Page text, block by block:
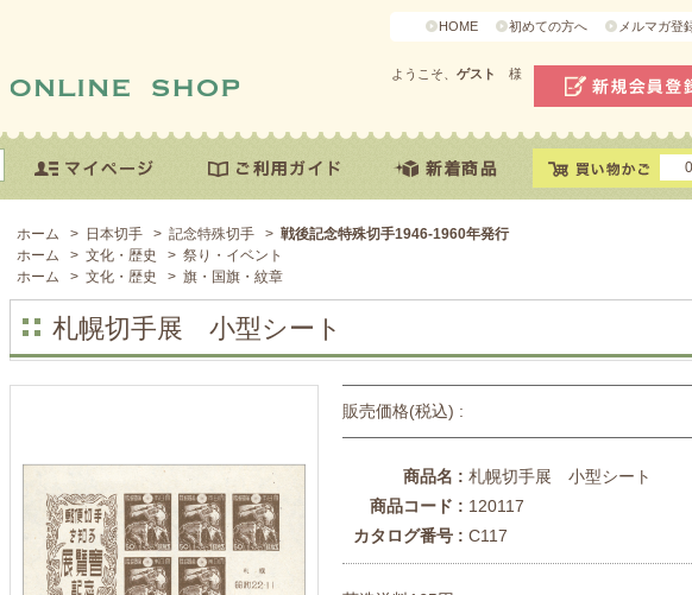
HOME 初めての方へ メルマガ登
ようこそ、 ゲスト 様
ホーム > 日本切手 > 記念特殊切手 > 戦後記念特殊切手1946-1960年発行
ホーム
> 文化・歴史 > 祭り・イベント
ホーム
> 文化・歴史 > 旗・国旗・紋章
札幌切手展 小型シート
販売価格(税込) :
商品名 : 札幌切手展 小型シート
商品コード : 120117
カタログ番号 : C117